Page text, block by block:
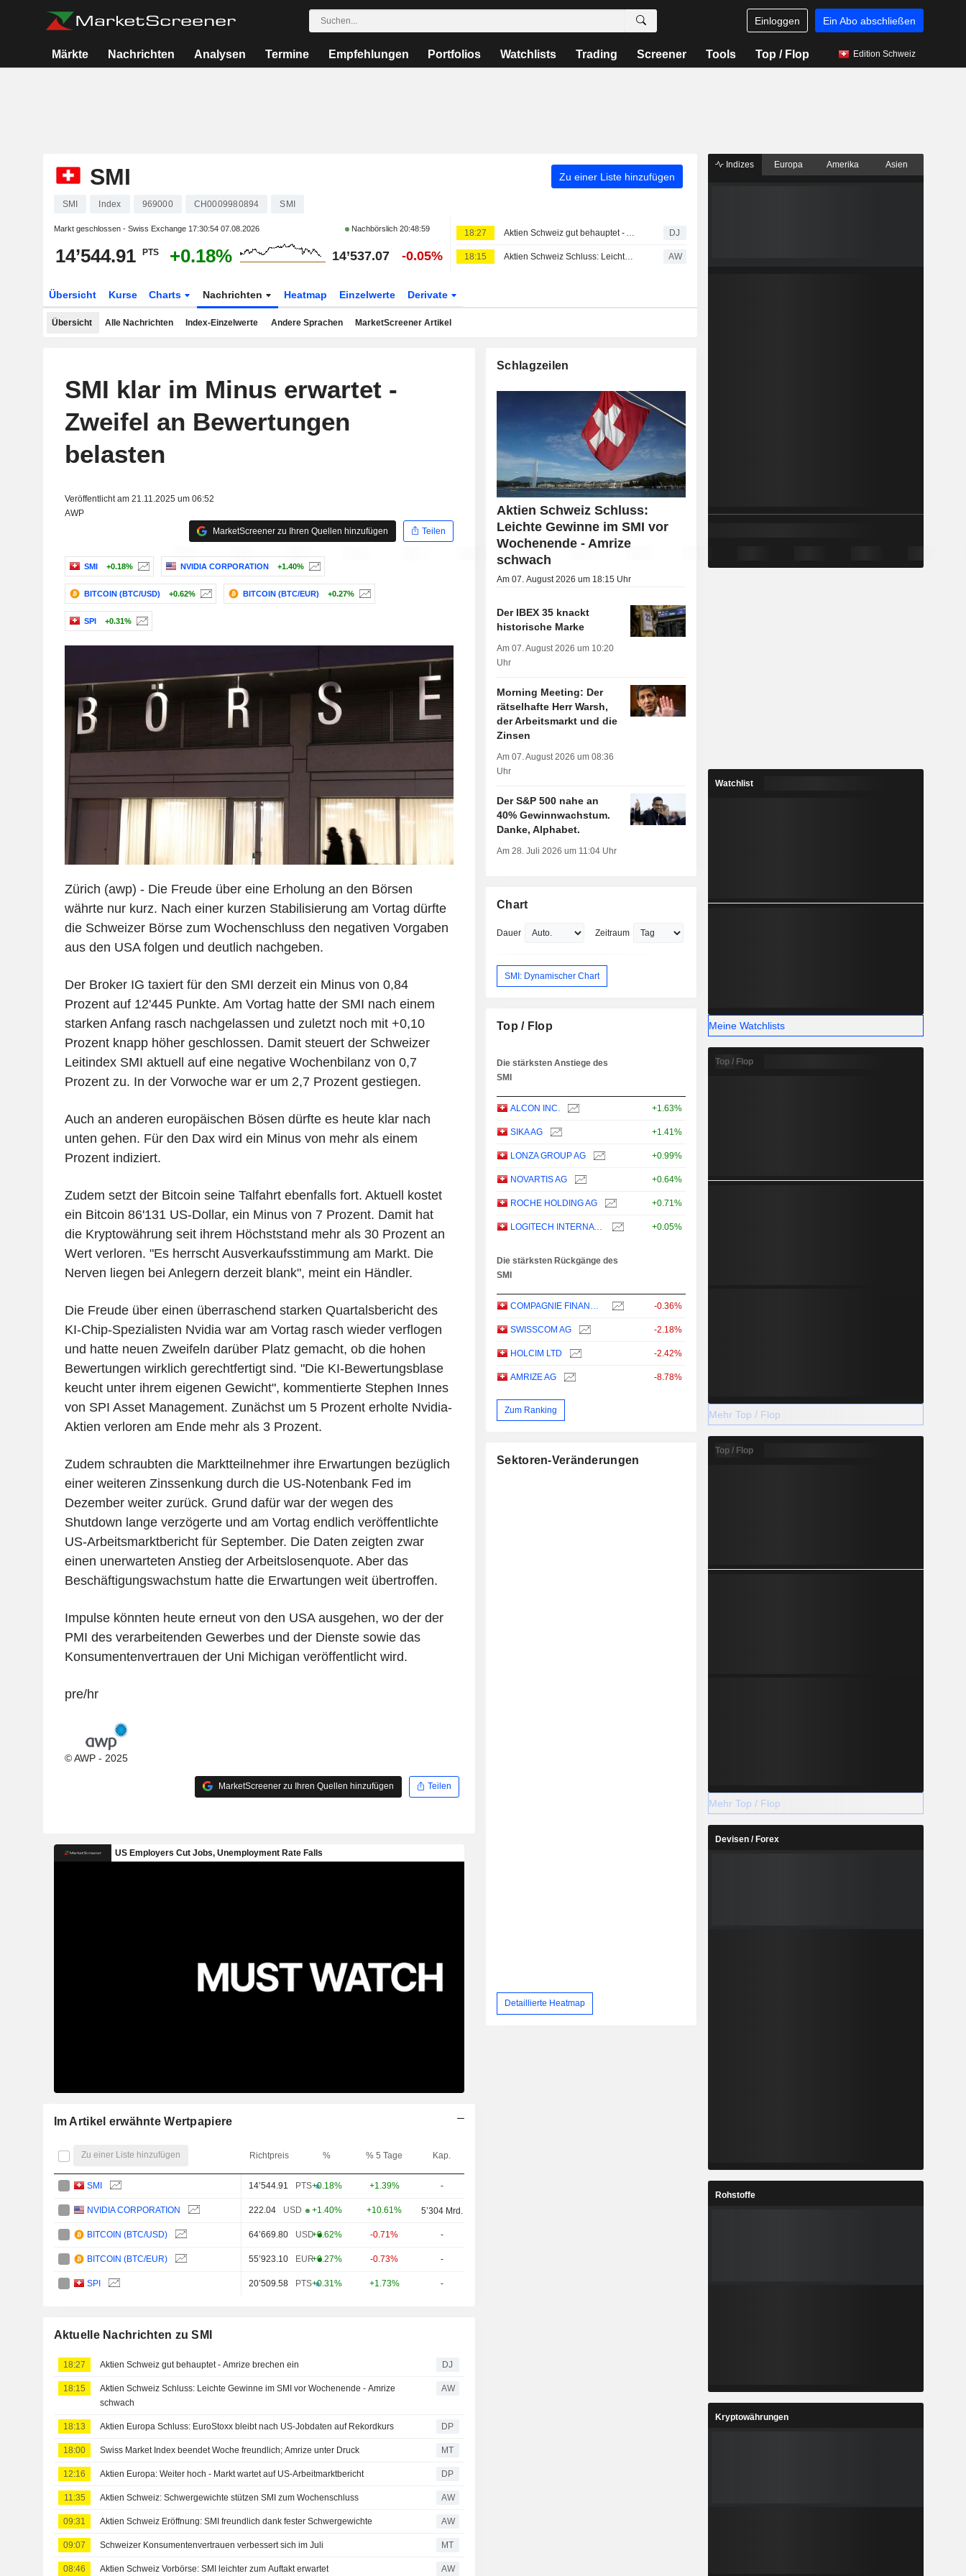
Einloggen Ein Abo abschließen
Märkte Nachrichten Analysen Termine Empfehlungen Portfolios Watchlists Trading Screener Tools Top / Flop Edition Schweiz
SMI Zu einer Liste hinzufügen
SMI Index 969000 CH0009980894 SMI
Markt geschlossen - Swiss Exchange 17:30:54 07.08.2026 Nachbörslich 20:48:59
14’544.91 PTS +0.18% 14’537.07 -0.05%
18:27 Aktien Schweiz gut behauptet - Amrize brechen ein DJ
18:15 Aktien Schweiz Schluss: Leichte Gewinne im SMI vor Wochenende - Amrize schwach AW
Übersicht Kurse Charts Nachrichten Heatmap Einzelwerte Derivate
Übersicht Alle Nachrichten Index-Einzelwerte Andere Sprachen MarketScreener Artikel
SMI klar im Minus erwartet -
Zweifel an Bewertungen
belasten
Veröffentlicht am 21.11.2025 um 06:52
AWP
MarketScreener zu Ihren Quellen hinzufügen
Teilen
SMI +0.18% NVIDIA CORPORATION +1.40%
BITCOIN (BTC/USD) +0.62% BITCOIN (BTC/EUR) +0.27%
SPI +0.31%
Zürich (awp) - Die Freude über eine Erholung an den Börsen
währte nur kurz. Nach einer kurzen Stabilisierung am Vortag dürfte
die Schweizer Börse zum Wochenschluss den negativen Vorgaben
aus den USA folgen und deutlich nachgeben.
Der Broker IG taxiert für den SMI derzeit ein Minus von 0,84
Prozent auf 12'445 Punkte. Am Vortag hatte der SMI nach einem
starken Anfang rasch nachgelassen und zuletzt noch mit +0,10
Prozent knapp höher geschlossen. Damit steuert der Schweizer
Leitindex SMI aktuell auf eine negative Wochenbilanz von 0,7
Prozent zu. In der Vorwoche war er um 2,7 Prozent gestiegen.
Auch an anderen europäischen Bösen dürfte es heute klar nach
unten gehen. Für den Dax wird ein Minus von mehr als einem
Prozent indiziert.
Zudem setzt der Bitcoin seine Talfahrt ebenfalls fort. Aktuell kostet
ein Bitcoin 86'131 US-Dollar, ein Minus von 7 Prozent. Damit hat
die Kryptowährung seit ihrem Höchststand mehr als 30 Prozent an
Wert verloren. "Es herrscht Ausverkaufsstimmung am Markt. Die
Nerven liegen bei Anlegern derzeit blank", meint ein Händler.
Die Freude über einen überraschend starken Quartalsbericht des
KI-Chip-Spezialisten Nvidia war am Vortag rasch wieder verflogen
und hatte neuen Zweifeln darüber Platz gemacht, ob die hohen
Bewertungen wirklich gerechtfertigt sind. "Die KI-Bewertungsblase
keucht unter ihrem eigenen Gewicht", kommentierte Stephen Innes
von SPI Asset Management. Zunächst um 5 Prozent erholte Nvidia-
Aktien verloren am Ende mehr als 3 Prozent.
Zudem schraubten die Marktteilnehmer ihre Erwartungen bezüglich
einer weiteren Zinssenkung durch die US-Notenbank Fed im
Dezember weiter zurück. Grund dafür war der wegen des
Shutdown lange verzögerte und am Vortag endlich veröffentlichte
US-Arbeitsmarktbericht für September. Die Daten zeigten zwar
einen unerwarteten Anstieg der Arbeitslosenquote. Aber das
Beschäftigungswachstum hatte die Erwartungen weit übertroffen.
Impulse könnten heute erneut von den USA ausgehen, wo der der
PMI des verarbeitenden Gewerbes und der Dienste sowie das
Konsumentenvertrauen der Uni Michigan veröffentlicht wird.
pre/hr
© AWP - 2025
MarketScreener zu Ihren Quellen hinzufügen Teilen
Im Artikel erwähnte Wertpapiere
Zu einer Liste hinzufügen Richtpreis % % 5 Tage Kap.
SMI 14’544.91 PTS+0.18% +1.39% -
NVIDIA CORPORATION 222.04 USD +1.40% +10.61% 5’304 Mrd.
BITCOIN (BTC/USD) 64’669.80 USD+0.62% -0.71% -
BITCOIN (BTC/EUR) 55’923.10 EUR+0.27% -0.73% -
SPI 20’509.58 PTS+0.31% +1.73% -
Aktuelle Nachrichten zu SMI
18:27 Aktien Schweiz gut behauptet - Amrize brechen ein DJ
18:15
Aktien Schweiz Schluss: Leichte Gewinne im SMI vor Wochenende - Amrize
schwach
AW
18:13 Aktien Europa Schluss: EuroStoxx bleibt nach US-Jobdaten auf Rekordkurs DP
18:00 Swiss Market Index beendet Woche freundlich; Amrize unter Druck MT
12:16 Aktien Europa: Weiter hoch - Markt wartet auf US-Arbeitmarktbericht DP
11:35 Aktien Schweiz: Schwergewichte stützen SMI zum Wochenschluss AW
09:31 Aktien Schweiz Eröffnung: SMI freundlich dank fester Schwergewichte AW
09:07 Schweizer Konsumentenvertrauen verbessert sich im Juli MT
08:46 Aktien Schweiz Vorbörse: SMI leichter zum Auftakt erwartet AW
Schlagzeilen
Aktien Schweiz Schluss:
Leichte Gewinne im SMI vor
Wochenende - Amrize
schwach
Am 07. August 2026 um 18:15 Uhr
Der IBEX 35 knackt
historische Marke
Am 07. August 2026 um 10:20
Uhr
Morning Meeting: Der
rätselhafte Herr Warsh,
der Arbeitsmarkt und die
Zinsen
Am 07. August 2026 um 08:36
Uhr
Der S&P 500 nahe an
40% Gewinnwachstum.
Danke, Alphabet.
Am 28. Juli 2026 um 11:04 Uhr
Chart
Dauer Zeitraum
SMI: Dynamischer Chart
Top / Flop
Die stärksten Anstiege des
SMI
ALCON INC. +1.63%
SIKA AG +1.41%
LONZA GROUP AG +0.99%
NOVARTIS AG +0.64%
ROCHE HOLDING AG +0.71%
LOGITECH INTERNATIONAL S.A. +0.05%
Die stärksten Rückgänge des
SMI
COMPAGNIE FINANCIERE RICHEMONT -0.36%
SWISSCOM AG -2.18%
HOLCIM LTD -2.42%
AMRIZE AG -8.78%
Zum Ranking
Sektoren-Veränderungen
Detaillierte Heatmap
Indizes Europa Amerika Asien
Watchlist
Meine Watchlists
Top / Flop
Mehr Top / Flop
Top / Flop
Mehr Top / Flop
Devisen / Forex
Rohstoffe
Kryptowährungen